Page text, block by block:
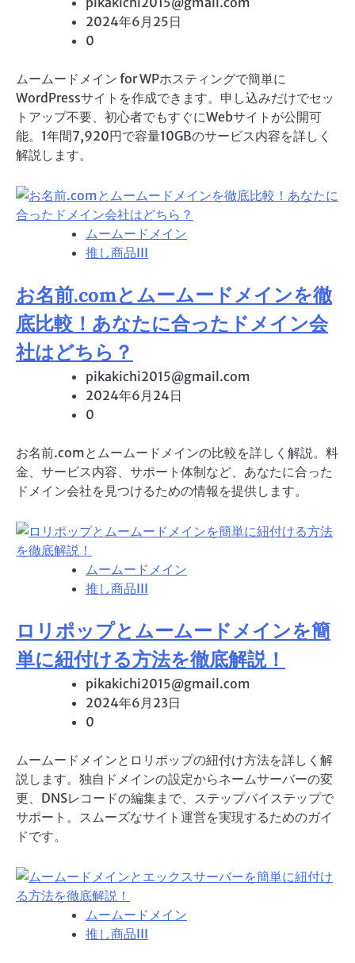
2024年6月25日
0
ムームードメイン for WPホスティングで簡単に
WordPressサイトを作成できます。申し込みだけでセッ
トアップ不要、初心者でもすぐにWebサイトが公開可
能。1年間7,920円で容量10GBのサービス内容を詳しく
解説します。
ムームードメイン
推し商品III
お名前.comとムームードメインを徹
底比較！あなたに合ったドメイン会
社はどちら？
pikakichi2015@gmail.com
2024年6月24日
0
お名前.comとムームードメインの比較を詳しく解説。料
金、サービス内容、サポート体制など、あなたに合った
ドメイン会社を見つけるための情報を提供します。
ムームードメイン
推し商品III
ロリポップとムームードメインを簡
単に紐付ける方法を徹底解説！
pikakichi2015@gmail.com
2024年6月23日
0
ムームードメインとロリポップの紐付け方法を詳しく解
説します。独自ドメインの設定からネームサーバーの変
更、DNSレコードの編集まで、ステップバイステップで
サポート。スムーズなサイト運営を実現するためのガイ
ドです。
ムームードメイン
推し商品III